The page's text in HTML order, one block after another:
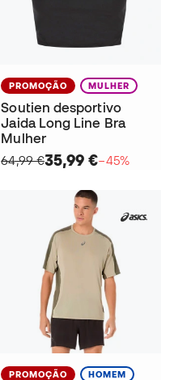
PROMOÇÃO MULHER
Soutien desportivo
Jaida Long Line Bra
Mulher
64,99 €35,99 €−45%
PROMOÇÃO HOMEM